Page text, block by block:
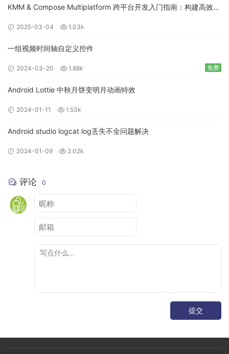
KMM & Compose Multiplatform 跨平台开发入门指南：构建高效的
2025-03-04 1.03k
一组视频时间轴自定义控件
2024-03-20 1.88k 免费
Android Lottie 中秋月饼变明月动画特效
2024-01-11 1.53k
Android studio logcat log丢失不全问题解决
2024-01-09 2.02k
评论 0
提交